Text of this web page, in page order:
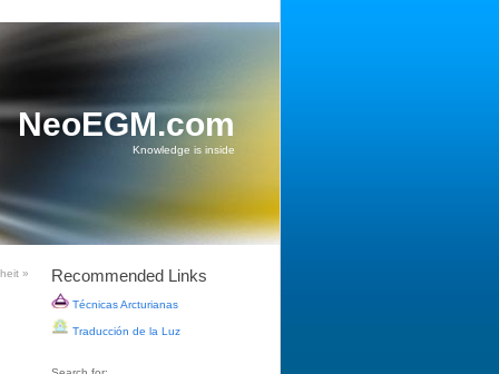
NeoEGM.com
Knowledge is inside
» Recommended Links
Técnicas Arcturianas
Traducción de la Luz